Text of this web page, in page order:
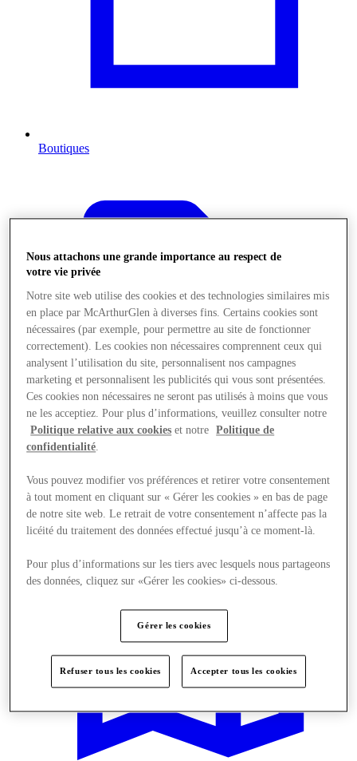
Boutiques
Offres
Nous attachons une grande importance au respect de
votre vie privée
Notre site web utilise des cookies et des technologies similaires mis
en place par McArthurGlen à diverses fins. Certains cookies sont
nécessaires (par exemple, pour permettre au site de fonctionner
correctement). Les cookies non nécessaires comprennent ceux qui
analysent l’utilisation du site, personnalisent nos campagnes
marketing et personnalisent les publicités qui vous sont présentées.
Ces cookies non nécessaires ne seront pas utilisés à moins que vous
ne les acceptiez. Pour plus d’informations, veuillez consulter notre
Politique relative aux cookies et notre
Politique de
confidentialité.
Vous pouvez modifier vos préférences et retirer votre consentement
à tout moment en cliquant sur « Gérer les cookies » en bas de page
de notre site web. Le retrait de votre consentement n’affecte pas la
licéité du traitement des données effectué jusqu’à ce moment-là.
Pour plus d’informations sur les tiers avec lesquels nous partageons
des données, cliquez sur «Gérer les cookies» ci-dessous.
Gérer les cookies
Refuser tous les cookies Accepter tous les cookies